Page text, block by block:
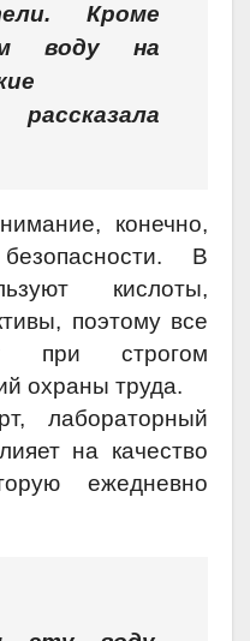
Кроме
воду на
конечно,
В
кислоты,
поэтому все
при строгом
охраны труда.
лабораторный
на качество
ежедневно